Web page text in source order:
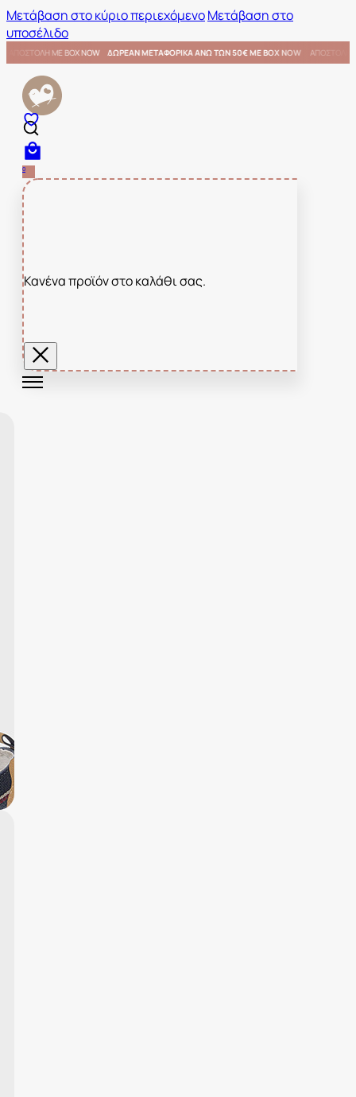
Μετάβαση στο κύριο περιεχόμενοΜετάβαση στο
υποσέλιδο
NOW ΑΠΟΣΤΟΛΗ ΜΕ BOX NOW ΔΩΡΕΑΝ ΜΕΤΑΦΟΡΙΚΑ ΑΝΩ ΤΩΝ 50€ ΜΕ BOX NOW
0
Κανένα προϊόν στο καλάθι σας.